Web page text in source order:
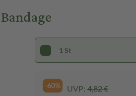
1 St
-60% UVP: 4,82 €